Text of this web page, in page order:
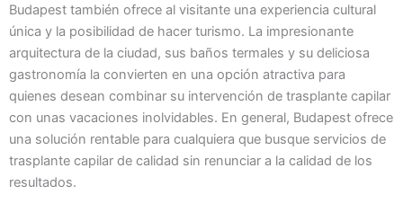
Budapest también ofrece al visitante una experiencia cultural
única y la posibilidad de hacer turismo. La impresionante
arquitectura de la ciudad, sus baños termales y su deliciosa
gastronomía la convierten en una opción atractiva para
quienes desean combinar su intervención de trasplante capilar
con unas vacaciones inolvidables. En general, Budapest ofrece
una solución rentable para cualquiera que busque servicios de
trasplante capilar de calidad sin renunciar a la calidad de los
resultados.